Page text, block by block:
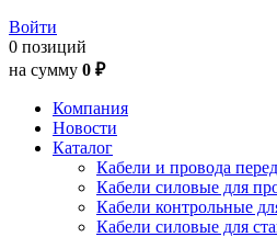
Войти
0 позиций
на сумму 0 ₽
Компания
Новости
Каталог
Кабели и провода
Кабели силовые для
Кабели контрольные
Кабели силовые для